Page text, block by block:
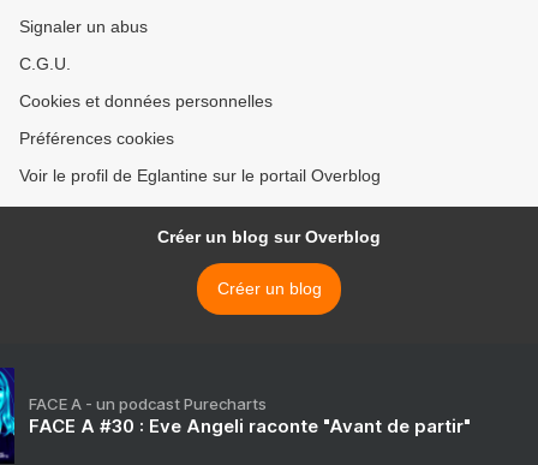
Signaler un abus
C.G.U.
Cookies et données personnelles
Préférences cookies
Voir le profil de Eglantine sur le portail Overblog
Créer un blog sur Overblog
Créer un blog
FACE A - un podcast Purecharts
FACE A #30 : Eve Angeli raconte "Avant de partir"